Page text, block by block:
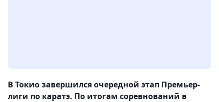
В Токио завершился очередной этап Премьер-
лиги по каратэ. По итогам соревнований в